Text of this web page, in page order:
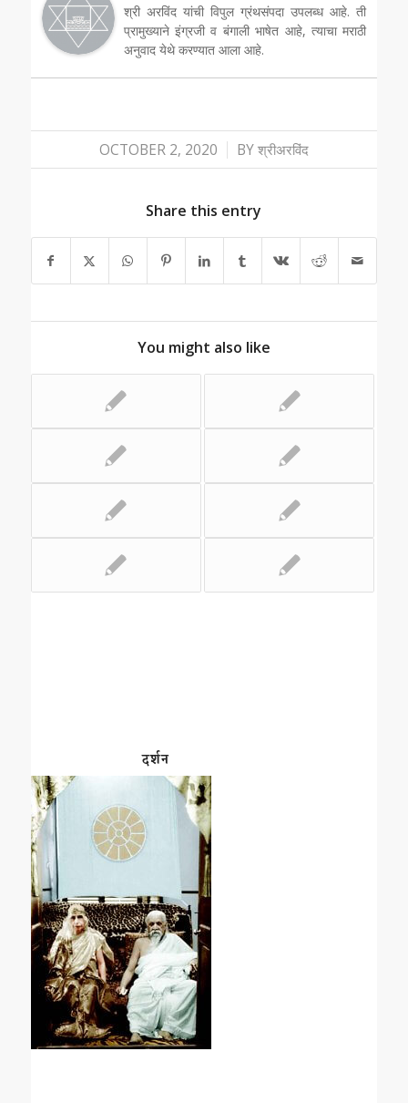
श्री अरविंद यांची विपुल ग्रंथसंपदा उपलब्ध आहे. ती
प्रामुख्याने इंग्रजी व बंगाली भाषेत आहे, त्याचा मराठी
अनुवाद येथे करण्यात आला आहे.
OCTOBER 2, 2020
/ BYश्रीअरविंद
Share this entry
You might also like
दर्शन